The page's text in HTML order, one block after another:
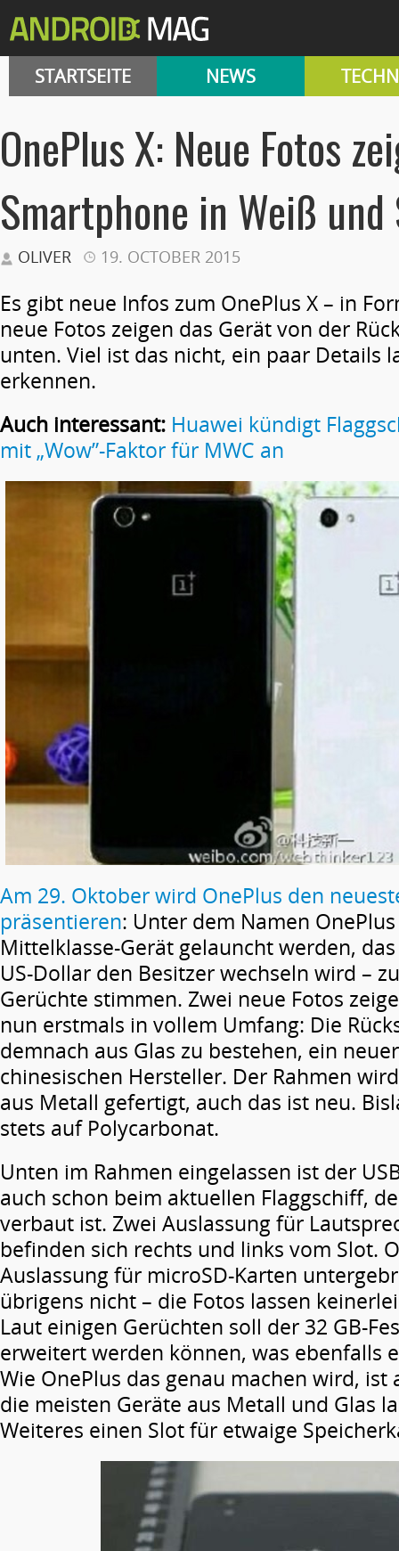
STARTSEITE NEWS
OnePlus X: Neue Fotos
Smartphone in Weiß und
OLIVER 19. OCTOBER 2015
Es gibt neue Infos zum OnePlus X – in
neue Fotos zeigen das Gerät von der
unten. Viel ist das nicht, ein paar Details
erkennen.
Auch interessant: Huawei kündigt
mit „Wow”-Faktor für MWC an
Am 29. Oktober wird OnePlus den
präsentieren: Unter dem Namen
Mittelklasse-Gerät gelauncht werden,
US-Dollar den Besitzer wechseln wird –
Gerüchte stimmen. Zwei neue Fotos
nun erstmals in vollem Umfang: Die
demnach aus Glas zu bestehen, ein
chinesischen Hersteller. Der Rahmen
aus Metall gefertigt, auch das ist neu.
stets auf Polycarbonat.
Unten im Rahmen eingelassen ist der
auch schon beim aktuellen Flaggschiff,
verbaut ist. Zwei Auslassung für
befinden sich rechts und links vom Slot.
Auslassung für microSD-Karten
übrigens nicht – die Fotos lassen
Laut einigen Gerüchten soll der 32 GB-
erweitert werden können, was ebenfalls
Wie OnePlus das genau machen wird, ist
die meisten Geräte aus Metall und Glas
Weiteres einen Slot für etwaige